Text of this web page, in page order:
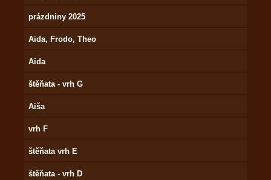
prázdniny 2025
Aida, Frodo, Theo
Aida
štěňata - vrh G
Aiša
vrh F
štěňata vrh E
štěňata - vrh D